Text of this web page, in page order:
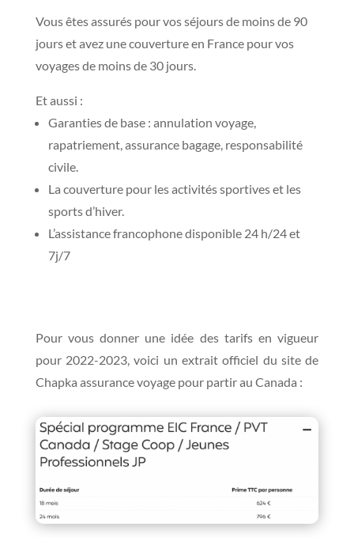
Vous êtes assurés pour vos séjours de moins de 90
jours et avez une couverture en France pour vos
voyages de moins de 30 jours.
Et aussi :
Garanties de base : annulation voyage,
rapatriement, assurance bagage, responsabilité
civile.
La couverture pour les activités sportives et les
sports d’hiver.
L’assistance francophone disponible 24 h/24 et
7j/7
Pour vous donner une idée des tarifs en vigueur
pour 2022-2023, voici un extrait officiel du site de
Chapka assurance voyage pour partir au Canada :